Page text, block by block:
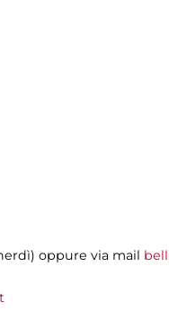
oppure via mail